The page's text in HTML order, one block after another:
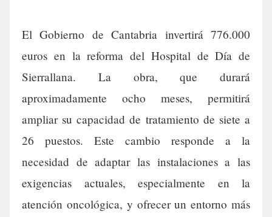
El Gobierno de Cantabria invertirá 776.000
euros en la reforma del Hospital de Día de
Sierrallana. La obra, que durará
aproximadamente ocho meses, permitirá
ampliar su capacidad de tratamiento de siete a
26 puestos. Este cambio responde a la
necesidad de adaptar las instalaciones a las
exigencias actuales, especialmente en la
atención oncológica, y ofrecer un entorno más